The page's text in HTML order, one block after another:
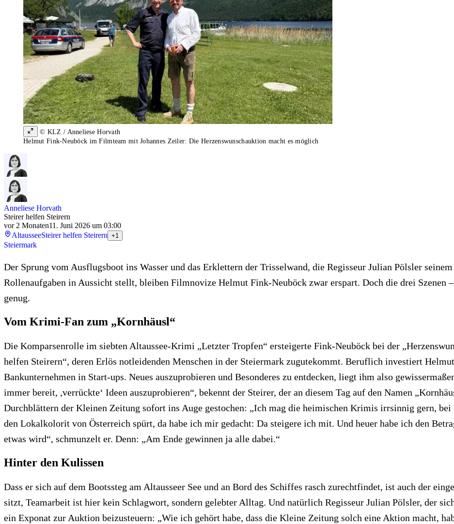
© KLZ / Anneliese Horvath
Helmut Fink-Neuböck im Filmteam mit Johannes Zeiler: Die Herzenswunschauktion macht es möglich
Anneliese Horvath
Steirer helfen Steirern
vor 2 Monaten11. Juni 2026 um 03:00
AltausseeSteirer helfen Steirern +1
Steiermark
Der Sprung vom Ausflugsboot ins Wasser und das Erklettern der Trisselwand, die Regisseur Julian Pölsler
Rollenaufgaben in Aussicht stellt, bleiben Filmnovize Helmut Fink-Neuböck zwar erspart. Doch die drei Szenen
genug.
Vom Krimi-Fan zum „Kornhäusl“
Die Komparsenrolle im siebten Altaussee-Krimi „Letzter Tropfen“ ersteigerte Fink-Neuböck bei der
helfen Steirern“, deren Erlös notleidenden Menschen in der Steiermark zugutekommt. Beruflich investiert
Bankunternehmen in Start-ups. Neues auszuprobieren und Besonderes zu entdecken, liegt ihm also
immer bereit, ,verrückte‘ Ideen auszuprobieren“, bekennt der Steirer, der an diesem Tag auf den Namen
Durchblättern der Kleinen Zeitung sofort ins Auge gestochen: „Ich mag die heimischen Krimis irrsinnig gern, bei
den Lokalkolorit von Österreich spürt, da habe ich mir gedacht: Da steigere ich mit. Und heuer habe ich den
etwas wird“, schmunzelt er. Denn: „Am Ende gewinnen ja alle dabei.“
Hinter den Kulissen
Dass er sich auf dem Bootssteg am Altausseer See und an Bord des Schiffes rasch zurechtfindet, ist auch der
sitzt, Teamarbeit ist hier kein Schlagwort, sondern gelebter Alltag. Und natürlich Regisseur Julian Pölsler, der
ein Exponat zur Auktion beizusteuern: „Wie ich gehört habe, dass die Kleine Zeitung solch eine Aktion macht,